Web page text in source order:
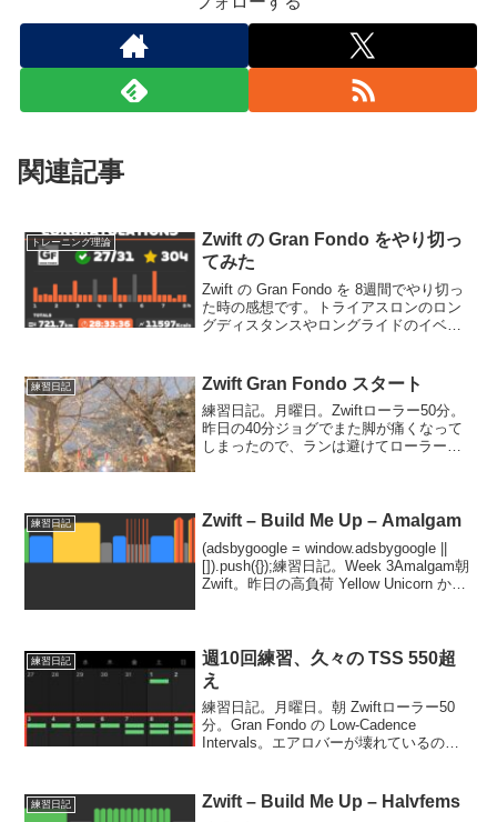
関連記事
トレーニング理論
Zwift の Gran Fondo をやり切っ
てみた
Zwift の Gran Fondo を 8週間でやり切っ
た時の感想です。トライアスロンのロン
グディスタンスやロングライドのイベン
年前の佐渡A(ロングディスタンスの方)...
練習日記 Zwift Gran Fondo スタート
練習日記。月曜日。Zwiftローラー50分。
昨日の40分ジョグでまた脚が痛くなって
しまったので、ランは避けてローラー。
練習日記 Zwift – Build Me Up – Amalgam
(adsbygoogle = window.adsbygoogle ||
[]).push({});練習日記。Week 3Amalgam朝
Zwift。昨日の高負荷 Yellow Unicorn から
練習日記
週10回練習、久々の TSS 550超
え
練習日記。月曜日。朝 Zwiftローラー50
分。Gran Fondo の Low-Cadence
Intervals。エアロバーが壊れているので
からかパワーを上げにくい...
練習日記 Zwift – Build Me Up – Halvfems